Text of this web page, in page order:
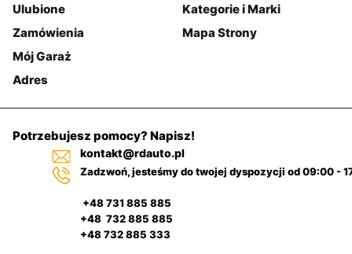
Ulubione
Zamówienia
Mój Garaż
Adres
Kategorie i Marki
Mapa Strony
Potrzebujesz pomocy? Napisz!
kontakt@rdauto.pl
Zadzwoń, jesteśmy do twojej dyspozycji od 09:00 -
+48 731 885 885
+48 732 885 885
+48 732 885 333